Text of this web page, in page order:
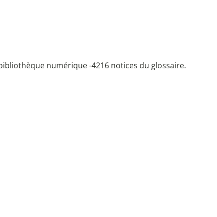
numérique -4216 notices du glossaire.